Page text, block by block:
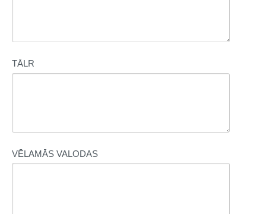
TĀLR
VĒLAMĀS VALODAS